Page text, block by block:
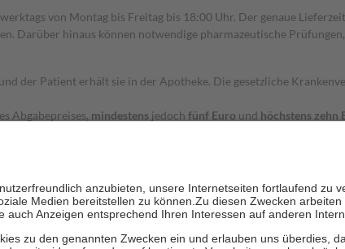
von Montag bis Freitag bis 18:00 Uhr. Der genaue
Darüber hinaus können notwendige pharmazeutische
der Patient erhält sie in der Apotheke. Die gesetzliche
Abgabepreises, mindestens jedoch fünf Euro und höchstens zehn
und die besondere Stellung der Familie zu unterstützen, fallen
der Fahrkosten
werden